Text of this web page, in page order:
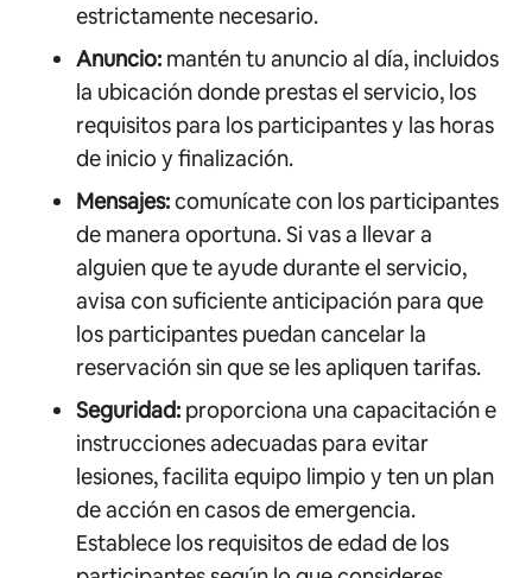
estrictamente necesario.
Anuncio: mantén tu anuncio al día, incluidos
la ubicación donde prestas el servicio, los
requisitos para los participantes y las horas
de inicio y finalización.
Mensajes:comunícate con los participantes
de manera oportuna. Si vas a llevar a
alguien que te ayude durante el servicio,
avisa con suficiente anticipación para que
los participantes puedan cancelar la
reservación sin que se les apliquen tarifas.
Seguridad: proporciona una capacitación e
instrucciones adecuadas para evitar
lesiones, facilita equipo limpio y ten un plan
de acción en casos de emergencia.
Establece los requisitos de edad de los